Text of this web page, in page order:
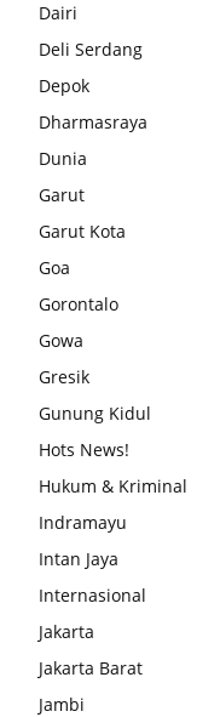
Dairi
Deli Serdang
Depok
Dharmasraya
Dunia
Garut
Garut Kota
Goa
Gorontalo
Gowa
Gresik
Gunung Kidul
Hots News!
Hukum & Kriminal
Indramayu
Intan Jaya
Internasional
Jakarta
Jakarta Barat
Jambi